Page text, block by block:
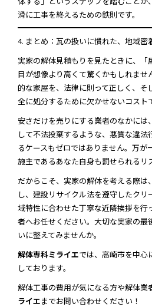
滑に工事を終えるための鉄則です。
4. まとめ：瓦の扱いに慣れた、地域
実家の解体見積もりを見たときに、
目が想像より高くて驚くかもしれま
的な家屋を、法律に則って正しく、そ
全に処分するために欠かせないコスト
安さだけを売りにする業者のなかに
して不法投棄するような、悪質な違
るケースもゼロではありません。万が
施主であるあなた自身も罰せられるリ
だからこそ、実家の解体を考える際
し、建設リサイクル法を遵守したク
域特性に合わせた丁寧な近隣挨拶を行
者へお任せください。大切な実家の
いに整えてみませんか。
解体専科ミライエでは、高崎市を中心
しております。
解体工事の費用が気になる方や解体
ライエまでお問い合わせください！